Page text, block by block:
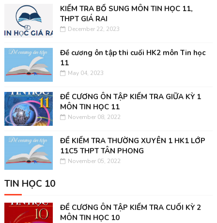
KIỂM TRA BỔ SUNG MÔN TIN HỌC 11,
THPT GIÁ RAI
December 22, 2023
Đề cương ôn tập thi cuối HK2 môn Tin học
11
May 04, 2023
ĐỀ CƯƠNG ÔN TẬP KIỂM TRA GIỮA KỲ 1
MÔN TIN HỌC 11
November 08, 2022
ĐỀ KIỂM TRA THƯỜNG XUYÊN 1 HK1 LỚP
11C5 THPT TÂN PHONG
November 05, 2022
TIN HỌC 10
ĐỀ CƯƠNG ÔN TẬP KIỂM TRA CUỐI KỲ 2
MÔN TIN HỌC 10